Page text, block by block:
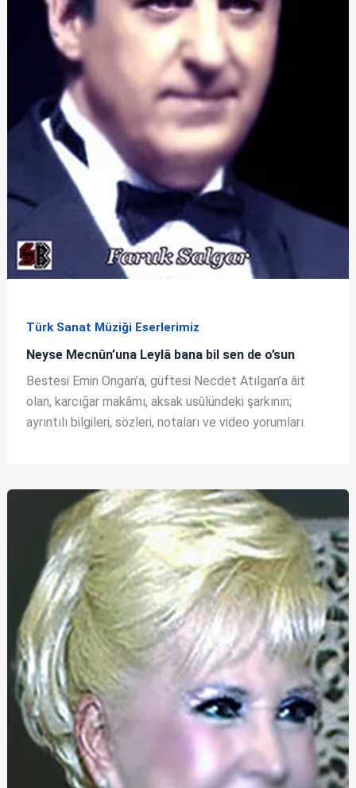
Türk Sanat Müziği Eserlerimiz
Neyse Mecnûn’una Leylâ bana bil sen de o’sun
Bestesi Emin Ongan’a, güftesi Necdet Atılgan’a âit
olan, karcığar makâmı, aksak usûlündeki şarkının;
ayrıntılı bilgileri, sözleri, notaları ve video yorumları.